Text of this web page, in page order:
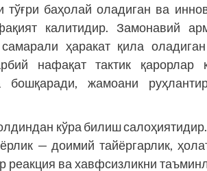
тўғри баҳолай оладиган ва
калитидир. Замонавий
ҳаракат қила
нафақат тактик қарорлар
бошқаради, жамоани
кўра билиш
— доимий тайёргарлик,
реакция ва хавфсизликни